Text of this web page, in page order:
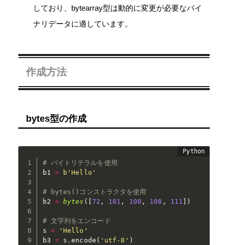
しており、bytearray型は動的に変更が必要なバイ
ナリデータに適しています。
作成方法
bytes型の作成
# バイトリテラルを使用
b1 = b'Hello'
# bytes()コンストラクタを使用
b2 = bytes ( [72 , 101 , 108 , 108 , 111 ] )
# 文字列をエンコード
s =
'Hello'
b3 = s .encode ( 'utf-8' )